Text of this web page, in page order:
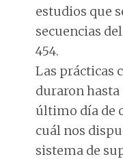
estudios que
secuencias
454.
Las prácticas
duraron
último día de
cuál nos
sistema de